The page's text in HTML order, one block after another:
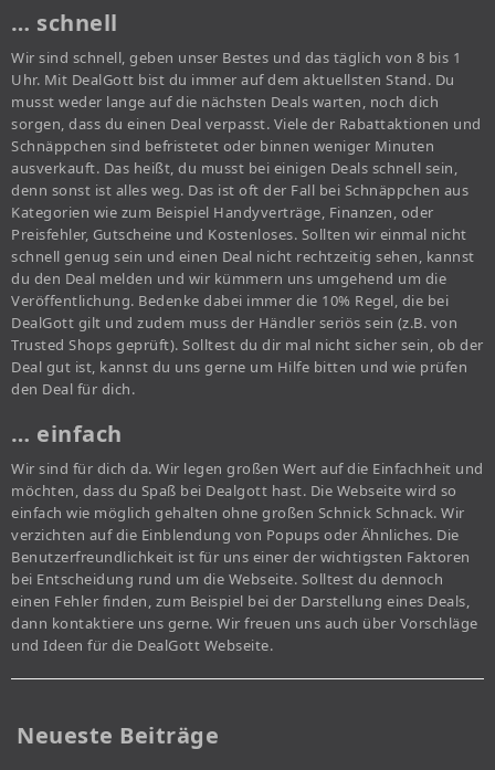
… schnell
Wir sind schnell, geben unser Bestes und das täglich von 8 bis 1
Uhr. Mit DealGott bist du immer auf dem aktuellsten Stand. Du
musst weder lange auf die nächsten Deals warten, noch dich
sorgen, dass du einen Deal verpasst. Viele der Rabattaktionen und
Schnäppchen sind befristetet oder binnen weniger Minuten
ausverkauft. Das heißt, du musst bei einigen Deals schnell sein,
denn sonst ist alles weg. Das ist oft der Fall bei Schnäppchen aus
Kategorien wie zum Beispiel Handyverträge, Finanzen, oder
Preisfehler, Gutscheine und Kostenloses. Sollten wir einmal nicht
schnell genug sein und einen Deal nicht rechtzeitig sehen, kannst
du den Deal melden und wir kümmern uns umgehend um die
Veröffentlichung. Bedenke dabei immer die 10% Regel, die bei
DealGott gilt und zudem muss der Händler seriös sein (z.B. von
Trusted Shops geprüft). Solltest du dir mal nicht sicher sein, ob der
Deal gut ist, kannst du uns gerne um Hilfe bitten und wie prüfen
den Deal für dich.
… einfach
Wir sind für dich da. Wir legen großen Wert auf die Einfachheit und
möchten, dass du Spaß bei Dealgott hast. Die Webseite wird so
einfach wie möglich gehalten ohne großen Schnick Schnack. Wir
verzichten auf die Einblendung von Popups oder Ähnliches. Die
Benutzerfreundlichkeit ist für uns einer der wichtigsten Faktoren
bei Entscheidung rund um die Webseite. Solltest du dennoch
einen Fehler finden, zum Beispiel bei der Darstellung eines Deals,
dann kontaktiere uns gerne. Wir freuen uns auch über Vorschläge
und Ideen für die DealGott Webseite.
Neueste Beiträge